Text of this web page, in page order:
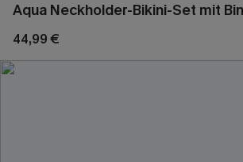
Aqua Neckholder-Bikini-Set mit
44,99 €